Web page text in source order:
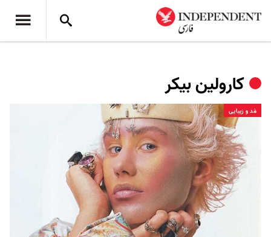
کارولین بیکر
مُد و زیبایی